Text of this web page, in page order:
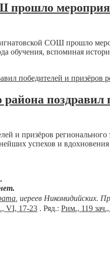
СОШ прошло
обучения, вспоминая
поздравил
и призёров
успехов и
, иереев Никомидийских.
VI, 17-23 . Ряд.: Рим., 119